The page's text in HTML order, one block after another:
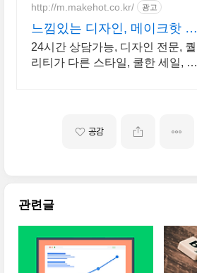
http://m.makehot.co.kr/ 광고
느낌있는 디자인, 메이크핫 차
별화되고 세련된 디자인!
24시간 상담가능, 디자인 전문, 퀄
리티가 다른 스타일, 쿨한 세일, 핫
공감
관련글